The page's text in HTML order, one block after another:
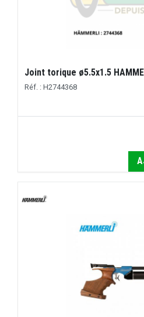
Joint torique ø5.5x1.5
Réf. : H2744368